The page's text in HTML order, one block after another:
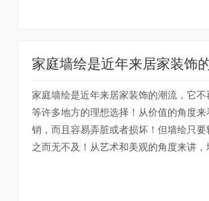
家庭墙绘是近年来居家装饰
家庭墙绘是近年来居家装饰的潮流，它
等许多地方的理想选择！从价值的角度
销，而且容易弄脏或者损坏！但墙绘只
之而无不及！从艺术和美观的角度来讲